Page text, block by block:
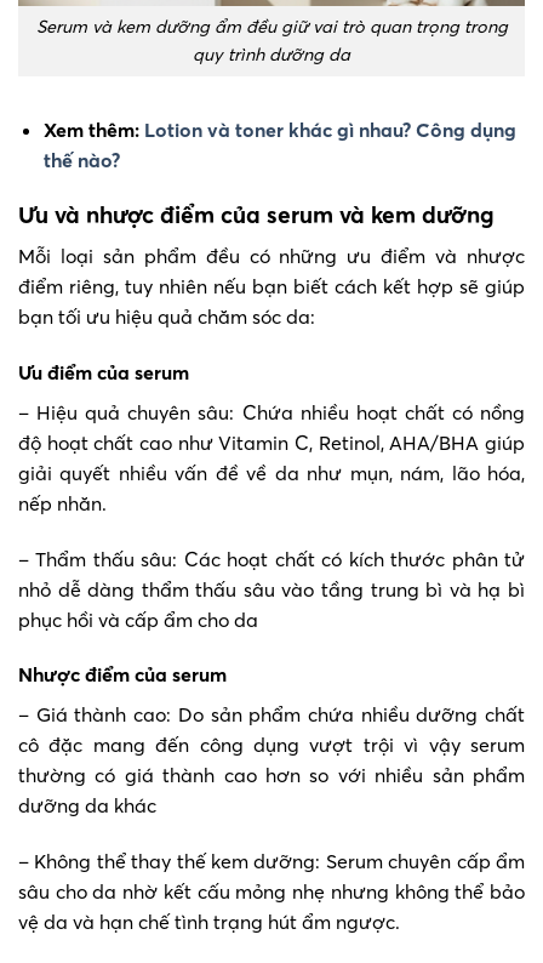
Serum và kem dưỡng ẩm đều giữ vai trò quan trọng trong
quy trình dưỡng da
Xem thêm: Lotion và toner khác gì nhau? Công dụng
thế nào?
Ưu và nhược điểm của serum và kem dưỡng
Mỗi loại sản phẩm đều có những ưu điểm và nhược
điểm riêng, tuy nhiên nếu bạn biết cách kết hợp sẽ giúp
bạn tối ưu hiệu quả chăm sóc da:
Ưu điểm của serum
– Hiệu quả chuyên sâu: Chứa nhiều hoạt chất có nồng
độ hoạt chất cao như Vitamin C, Retinol, AHA/BHA giúp
giải quyết nhiều vấn đề về da như mụn, nám, lão hóa,
nếp nhăn.
– Thẩm thấu sâu: Các hoạt chất có kích thước phân tử
nhỏ dễ dàng thẩm thấu sâu vào tầng trung bì và hạ bì
phục hồi và cấp ẩm cho da
Nhược điểm của serum
– Giá thành cao: Do sản phẩm chứa nhiều dưỡng chất
cô đặc mang đến công dụng vượt trội vì vậy serum
thường có giá thành cao hơn so với nhiều sản phẩm
dưỡng da khác
– Không thể thay thế kem dưỡng: Serum chuyên cấp ẩm
sâu cho da nhờ kết cấu mỏng nhẹ nhưng không thể bảo
vệ da và hạn chế tình trạng hút ẩm ngược.